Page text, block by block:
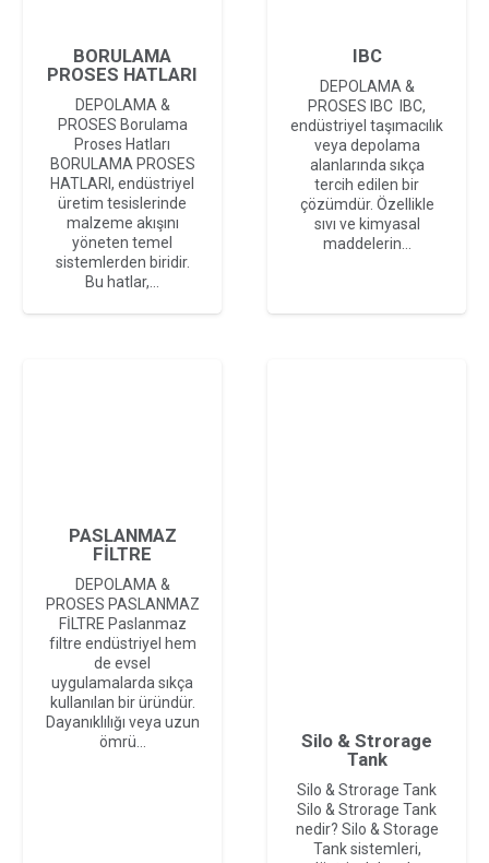
BORULAMA
PROSES HATLARI
DEPOLAMA &
PROSES Borulama
Proses Hatları
BORULAMA PROSES
HATLARI, endüstriyel
üretim tesislerinde
malzeme akışını
yöneten temel
sistemlerden biridir.
Bu hatlar,…
IBC
DEPOLAMA &
PROSES IBC IBC,
endüstriyel taşımacılık
veya depolama
alanlarında sıkça
tercih edilen bir
çözümdür. Özellikle
sıvı ve kimyasal
maddelerin…
PASLANMAZ
FİLTRE
DEPOLAMA &
PROSES PASLANMAZ
FİLTRE Paslanmaz
filtre endüstriyel hem
de evsel
uygulamalarda sıkça
kullanılan bir üründür.
Dayanıklılığı veya uzun
ömrü…
Silo & Strorage
Tank
Silo & Strorage Tank
Silo & Strorage Tank
nedir? Silo & Storage
Tank sistemleri,